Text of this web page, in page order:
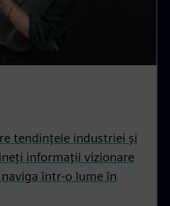
tendințele industriei și
informații vizionare
într-o lume în